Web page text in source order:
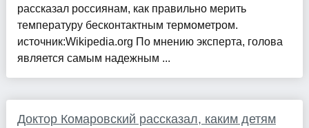
рассказал россиянам, как правильно мерить
температуру бесконтактным термометром.
источник:Wikipedia.org По мнению эксперта, голова
является самым надежным ...
Доктор Комаровский рассказал, каким детям